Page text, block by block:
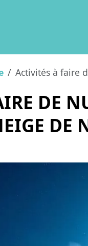
Activités à faire
DE
DE